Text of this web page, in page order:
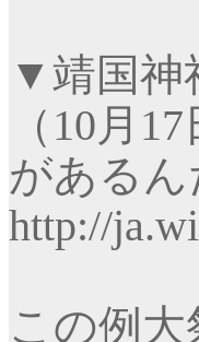
▼靖国神
（ 10月 17
があるん
http://
この例